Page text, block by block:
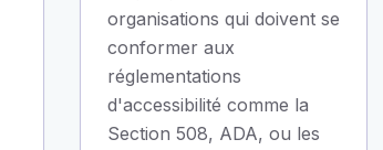
organisations qui doivent se
conformer aux
réglementations
d'accessibilité comme la
Section 508, ADA, ou les